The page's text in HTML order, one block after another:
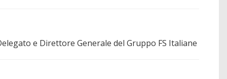
e Direttore Generale del Gruppo FS Italiane